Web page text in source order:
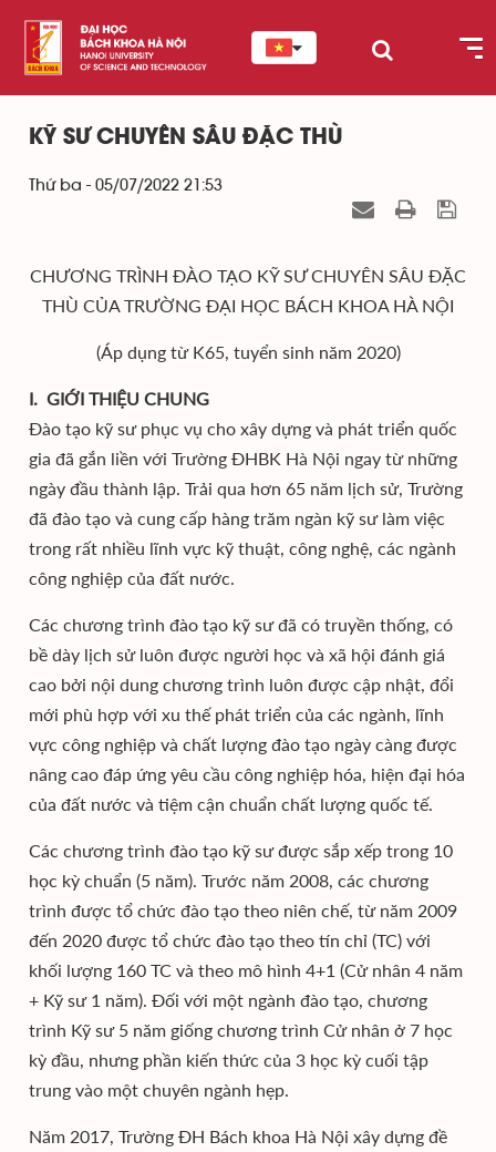
KỸ SƯ CHUYÊN SÂU ĐẶC THÙ
Thứ ba - 05/07/2022 21:53
CHƯƠNG TRÌNH ĐÀO TẠO KỸ SƯ CHUYÊN SÂU ĐẶC
THÙ CỦA TRƯỜNG ĐẠI HỌC BÁCH KHOA HÀ NỘI
(Áp dụng từ K65, tuyển sinh năm 2020)
I. GIỚI THIỆU CHUNG
Đào tạo kỹ sư phục vụ cho xây dựng và phát triển quốc
gia đã gắn liền với Trường ĐHBK Hà Nội ngay từ những
ngày đầu thành lập. Trải qua hơn 65 năm lịch sử, Trường
đã đào tạo và cung cấp hàng trăm ngàn kỹ sư làm việc
trong rất nhiều lĩnh vực kỹ thuật, công nghệ, các ngành
công nghiệp của đất nước.
Các chương trình đào tạo kỹ sư đã có truyền thống, có
bề dày lịch sử luôn được người học và xã hội đánh giá
cao bởi nội dung chương trình luôn được cập nhật, đổi
mới phù hợp với xu thế phát triển của các ngành, lĩnh
vực công nghiệp và chất lượng đào tạo ngày càng được
nâng cao đáp ứng yêu cầu công nghiệp hóa, hiện đại hóa
của đất nước và tiệm cận chuẩn chất lượng quốc tế.
Các chương trình đào tạo kỹ sư được sắp xếp trong 10
học kỳ chuẩn (5 năm). Trước năm 2008, các chương
trình được tổ chức đào tạo theo niên chế, từ năm 2009
đến 2020 được tổ chức đào tạo theo tín chỉ (TC) với
khối lượng 160 TC và theo mô hình 4+1 (Cử nhân 4 năm
+ Kỹ sư 1 năm). Đối với một ngành đào tạo, chương
trình Kỹ sư 5 năm giống chương trình Cử nhân ở 7 học
kỳ đầu, nhưng phần kiến thức của 3 học kỳ cuối tập
trung vào một chuyên ngành hẹp.
Năm 2017, Trường ĐH Bách khoa Hà Nội xây dựng đề